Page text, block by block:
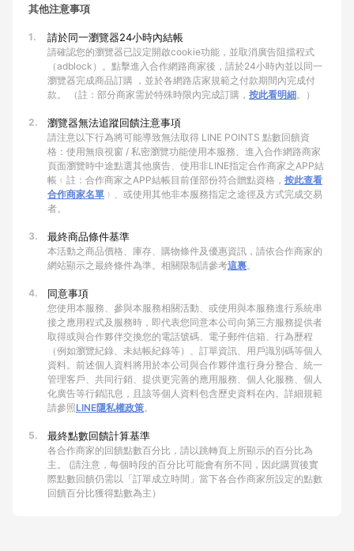
其他注意事項
1. 請於同一瀏覽器24小時內結帳
請確認您的瀏覽器已設定開啟cookie功能，並取消廣告阻擋程式
（adblock）。點擊進入合作網路商家後，請於24小時內並以同一
瀏覽器完成商品訂購 ，並於各網路店家規範之付款期間內完成付
款。 （註：部分商家需於特殊時限內完成訂購， 按此看明細。）
2. 瀏覽器無法追蹤回饋注意事項
請注意以下行為將可能導致無法取得 LINE POINTS 點數回饋資
格：使用無痕視窗 / 私密瀏覽功能使用本服務、進入合作網路商家
頁面瀏覽時中途點選其他廣告、使用非LINE指定合作商家之APP結
帳﹙註：合作商家之APP結帳目前僅部份符合贈點資格， 按此查看
合作商家名單 ﹚、或使用其他非本服務指定之途徑及方式完成交易
者。
3. 最終商品條件基準
本活動之商品價格、庫存、購物條件及優惠資訊，請依合作商家的
網站顯示之最終條件為準。相關限制請參考這裏。
4. 同意事項
您使用本服務、參與本服務相關活動、或使用與本服務進行系統串
接之應用程式及服務時，即代表您同意本公司向第三方服務提供者
取得或與合作夥伴交換您的電話號碼、電子郵件信箱、行為歷程
（例如瀏覽紀錄、未結帳紀錄等）、訂單資訊、用戶識別碼等個人
資料。前述個人資料將用於本公司與合作夥伴進行身分整合、統一
管理客戶、共同行銷、提供更完善的應用服務、個人化服務、個人
化廣告等行銷訊息，且該等個人資料包含歷史資料在內。詳細規範
請參照LINE隱私權政策。
5. 最終點數回饋計算基準
各合作商家的回饋點數百分比，請以跳轉頁上所顯示的百分比為
主。 (請注意，每個時段的百分比可能會有所不同，因此購買後實
際點數回饋仍需以「訂單成立時間」當下各合作商家所設定的點數
回饋百分比獲得點數為主）